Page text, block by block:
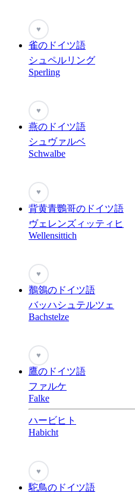
♥
雀のドイツ語
シュペルリング
Sperling
♥
燕のドイツ語
シュヴァルベ
Schwalbe
♥
背黄青鸚哥のドイツ語
ヴェレンズィッティヒ
Wellensittich
♥
鶺鴒のドイツ語
バッハシュテルツェ
Bachstelze
♥
鷹のドイツ語
ファルケ
Falke
ハービヒト
Habicht
♥
駝鳥のドイツ語